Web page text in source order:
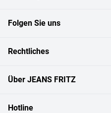
Folgen Sie uns
Rechtliches
Über JEANS FRITZ
Hotline